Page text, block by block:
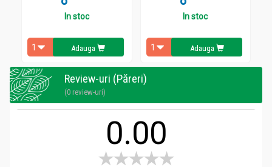
Nu va colorati parul daca:
lezat
ati avut vreodata orice reactie dupa colorarea parului
“henna neagra”
Pachet vopsea par nr3.1 saten irizat 2x50ml -
GEROCOSSEN
Pentru cele mai bune rezultate va sfauim sa urmati pasii
In stoc
Adauga
In stoc
Adauga
Review-uri (Păreri)
(0 review-uri)
0.00